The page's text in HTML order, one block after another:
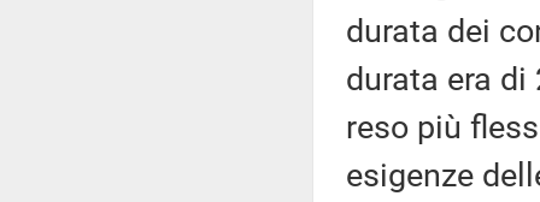
durata dei
durata era
reso più
esigenze